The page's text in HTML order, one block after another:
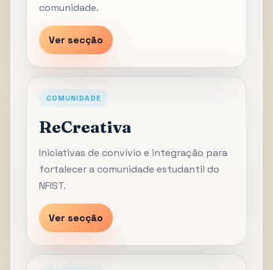
comunidade.
Ver secção
COMUNIDADE
ReCreativa
Iniciativas de convívio e integração para
fortalecer a comunidade estudantil do
NFIST.
Ver secção